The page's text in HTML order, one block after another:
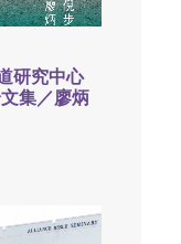
研究中心
集／廖炳